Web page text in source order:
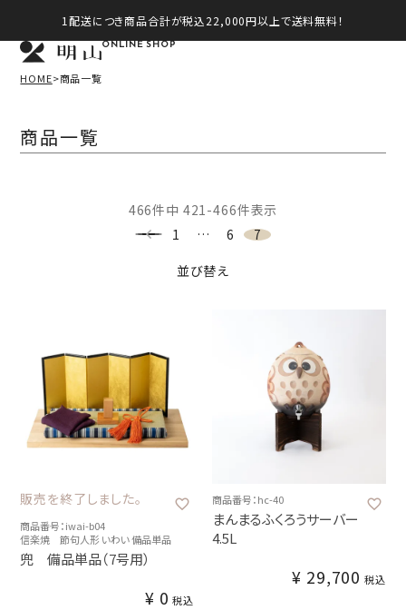
1配送につき商品合計が税込22,000円以上で送料無料！
ONLINE SHOP
HOME 商品一覧
商品一覧
並び替え
466件中 421 -466件表示
1
… 6 7
販売を終了しました。
商品番号：iwai-b04
信楽焼 節句人形 いわい 備品単品
兜 備品単品（7号用）
¥ 0 税込
商品番号：hc-40
まんまるふくろうサーバー
4.5L
¥ 29,700 税込